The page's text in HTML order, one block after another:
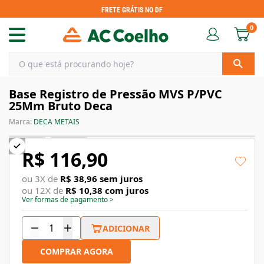
FRETE GRÁTIS NO DF
0
Base Registro de Pressão MVS P/PVC
25Mm Bruto Deca
Marca: DECA METAIS
R$ 116,90
ou 3X de R$ 38,96 sem juros
ou 12X de R$ 10,38 com juros
Ver formas de pagamento>
ADICIONAR
COMPRAR AGORA